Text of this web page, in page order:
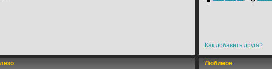
Как добавить друга?
Любимое